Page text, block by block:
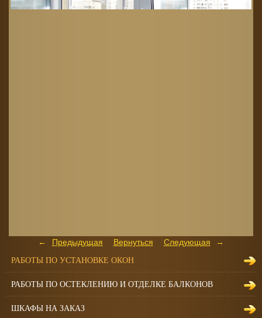
Предыдущая Вернуться Следующая
РАБОТЫ ПО УСТАНОВКЕ ОКОН
РАБОТЫ ПО ОСТЕКЛЕНИЮ И ОТДЕЛКЕ БАЛКОНОВ
ШКАФЫ НА ЗАКАЗ